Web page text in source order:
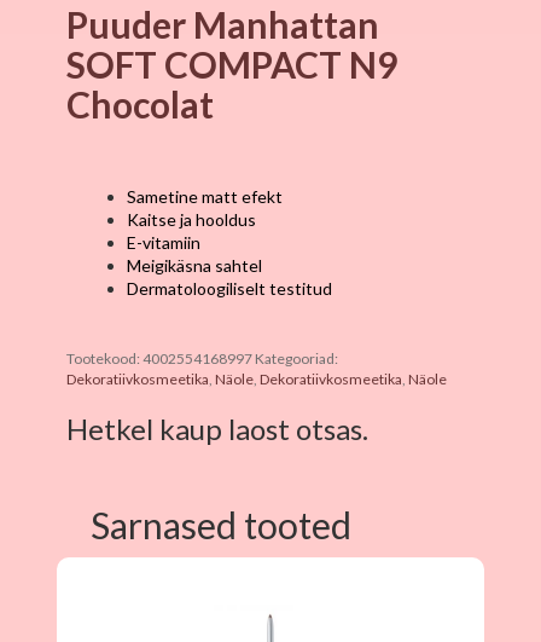
Puuder Manhattan
SOFT COMPACT N9
Chocolat
Sametine matt efekt
Kaitse ja hooldus
E-vitamiin
Meigikäsna sahtel
Dermatoloogiliselt testitud
Tootekood: 4002554168997 Kategooriad:
Dekoratiivkosmeetika, Näole, Dekoratiivkosmeetika, Näole
Hetkel kaup laost otsas.
Sarnased tooted